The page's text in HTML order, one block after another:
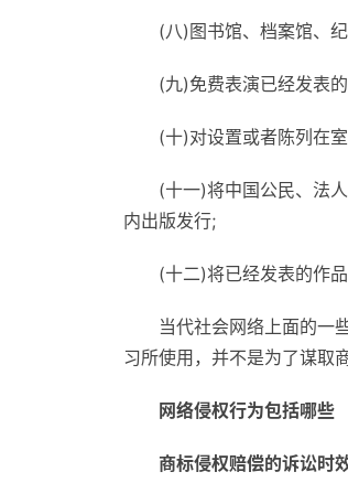
(八)图书馆、档案馆、
(九)免费表演已经发表
(十)对设置或者陈列在
(十一)将中国公民、法
内出版发行;
(十二)将已经发表的作品
当代社会网络上面的一
习所使用，并不是为了谋取
网络侵权行为包括哪些
商标侵权赔偿的诉讼时